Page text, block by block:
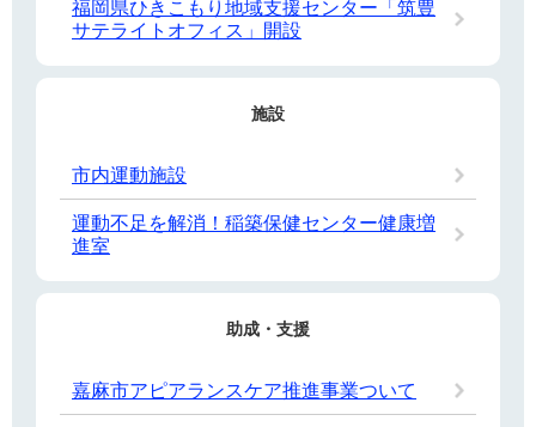
福岡県ひきこもり地域支援センター「筑豊
サテライトオフィス」開設
施設
市内運動施設
運動不足を解消！稲築保健センター健康増
進室
助成・支援
嘉麻市アピアランスケア推進事業ついて